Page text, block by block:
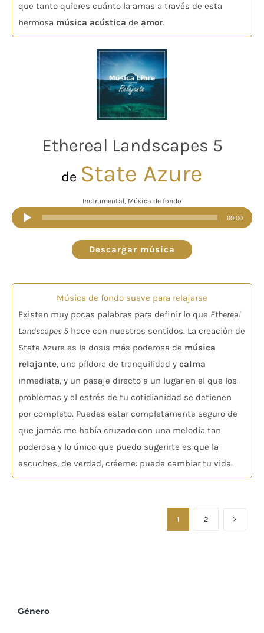
que tanto quieres cuánto la amas a través de esta
hermosa música acústica de amor.
Ethereal Landscapes 5
de State Azure
Instrumental, Música de fondo
Reproductor
de
audio
00:00
Descargar música
Música de fondo suave para relajarse
Existen muy pocas palabras para definir lo que Ethereal
Landscapes 5 hace con nuestros sentidos. La creación de
State Azure es la dosis más poderosa de música
relajante, una píldora de tranquilidad y calma
inmediata, y un pasaje directo a un lugar en el que los
problemas y el estrés de tu cotidianidad se detienen
por completo. Puedes estar completamente seguro de
que jamás me había cruzado con una melodía tan
poderosa y lo único que puedo sugerirte es que la
escuches, de verdad, créeme: puede cambiar tu vida.
1 2
Género